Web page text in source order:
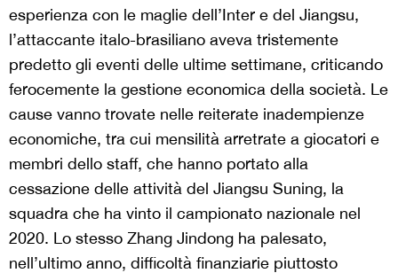
esperienza con le maglie dell’Inter e del Jiangsu,
l’attaccante italo-brasiliano aveva tristemente
predetto gli eventi delle ultime settimane, criticando
ferocemente la gestione economica della società. Le
cause vanno trovate nelle reiterate inadempienze
economiche, tra cui mensilità arretrate a giocatori e
membri dello staff, che hanno portato alla
cessazione delle attività del Jiangsu Suning, la
squadra che ha vinto il campionato nazionale nel
2020. Lo stesso Zhang Jindong ha palesato,
nell’ultimo anno, difficoltà finanziarie piuttosto